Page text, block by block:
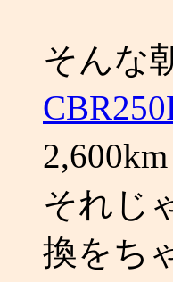
そんな
それじ
換をち